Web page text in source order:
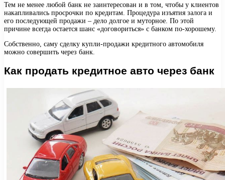
Тем не менее любой банк не заинтересован и в том, чтобы у клиентов
накапливались просрочки по кредитам. Процедура изъятия залога и
его последующей продажи – дело долгое и муторное. По этой
причине всегда остается шанс «договориться» с банком по-хорошему.
Собственно, саму сделку купли-продажи кредитного автомобиля
можно совершить через банк.
Как продать кредитное авто через банк